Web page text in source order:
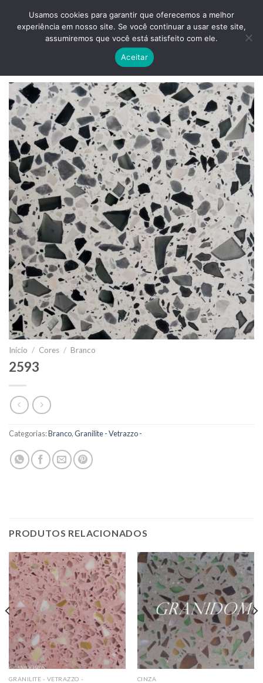
0
Início / Cores / Branco
2593
Categorias:Branco,Granilite - Vetrazzo -
PRODUTOS RELACIONADOS
GRANILITE - VETRAZZO - CINZA
Usamos cookies para garantir que oferecemos a melhor
experiência em nosso site. Se você continuar a usar este site,
assumiremos que você está satisfeito com ele.
Aceitar